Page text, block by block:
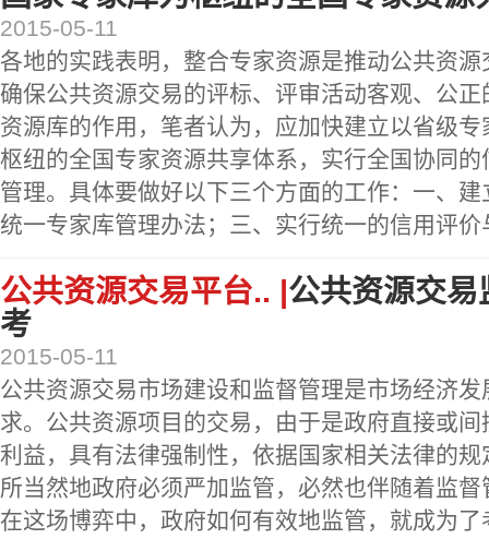
2015-05-11
各地的实践表明，整合专家资源是推动公共资
确保公共资源交易的评标、评审活动客观、公
资源库的作用，笔者认为，应加快建立以省级
枢纽的全国专家资源共享体系，实行全国协同
管理。具体要做好以下三个方面的工作：一、
统一专家库管理办法；三、实行统一的信用评
公共资源交易平台.. |公共资源交
考
2015-05-11
公共资源交易市场建设和监督管理是市场经济
求。公共资源项目的交易，由于是政府直接或
利益，具有法律强制性，依据国家相关法律的
所当然地政府必须严加监管，必然也伴随着监
在这场博弈中，政府如何有效地监管，就成为